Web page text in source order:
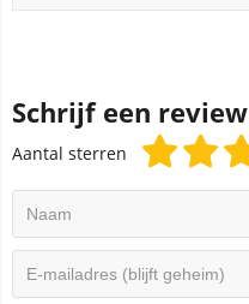
Schrijf een review
Aantal sterren